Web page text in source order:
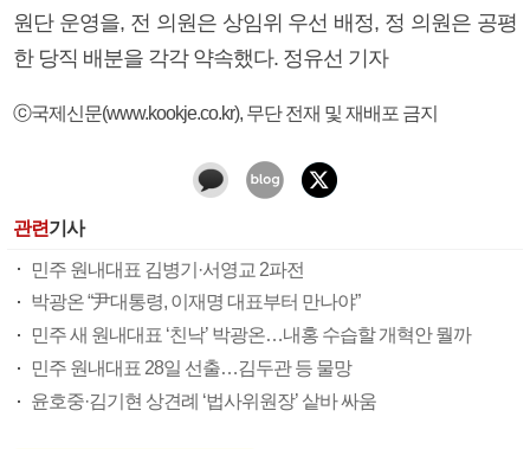
원단 운영을, 전 의원은 상임위 우선 배정, 정 의원은 공평
한 당직 배분을 각각 약속했다. 정유선 기자
ⓒ국제신문(www.kookje.co.kr), 무단 전재 및 재배포 금지
관련기사
민주 원내대표 김병기·서영교 2파전
박광온 “尹대통령, 이재명 대표부터 만나야”
민주 새 원내대표 ‘친낙’ 박광온…내홍 수습할 개혁안 뭘까
민주 원내대표 28일 선출…김두관 등 물망
윤호중·김기현 상견례 ‘법사위원장’ 샅바 싸움